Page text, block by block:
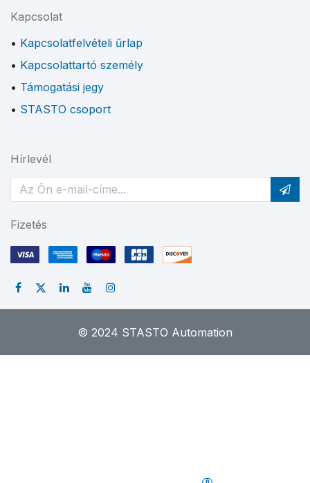
Kapcsolat
Kapcsolatfelvételi űrlap
Kapcsolattartó személy
Támogatási jegy
STASTO csoport
Hírlevél
Fizetés
© 2024 STASTO Automation